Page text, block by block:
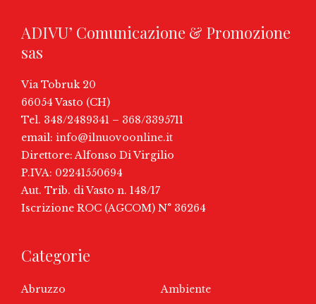
ADIVU’ Comunicazione & Promozione
sas
Via Tobruk 20
66054 Vasto (CH)
Tel. 348/2489341 – 368/3395711
email: info@ilnuovoonline.it
Direttore: Alfonso Di Virgilio
P.IVA: 02241550694
Aut. Trib. di Vasto n. 148/17
Iscrizione ROC (AGCOM) N° 36264
Categorie
Abruzzo
Ambiente